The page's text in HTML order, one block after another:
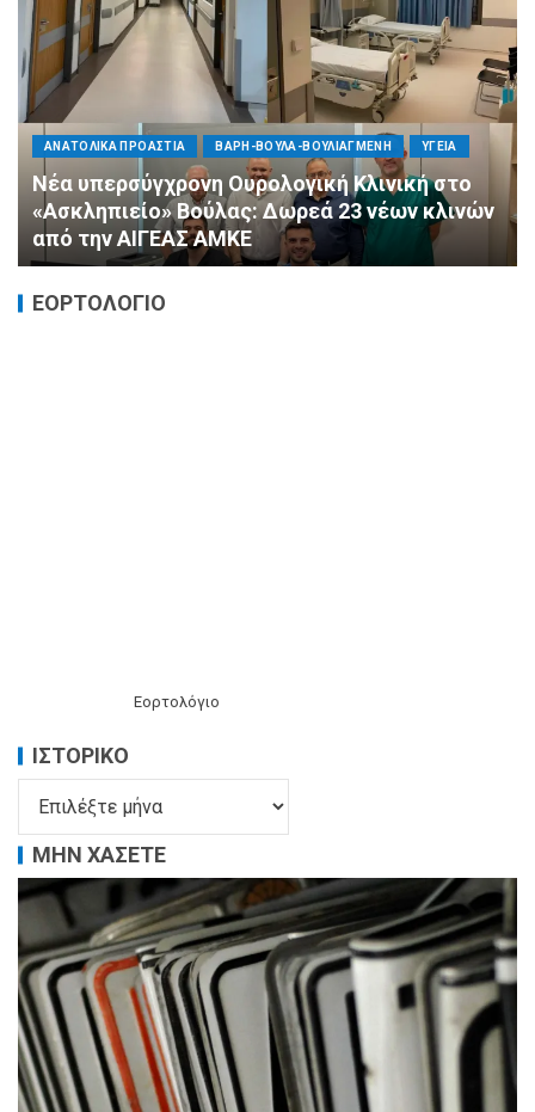
ΠΟΛΙΤΙΚΗ ΤΡΟΠΟΣ ΖΩΗΣ ΥΓΕΙΑ
«Ημέρα Καρδιάς»: Μια πρωτοποριακή δράση
πρόληψης από τη ΔΗΜ.ΤΟ. Νέας
Φιλαδέλφειας – Νέας Χαλκηδόνας
ΕΟΡΤΟΛΟΓΙΟ
Εορτολόγιο
ΙΣΤΟΡΙΚΌ
ΜΗΝ ΧΑΣΕΤΕ